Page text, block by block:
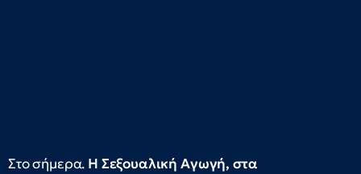
Στο σήμερα. Η Σεξουαλική Αγωγή, στα